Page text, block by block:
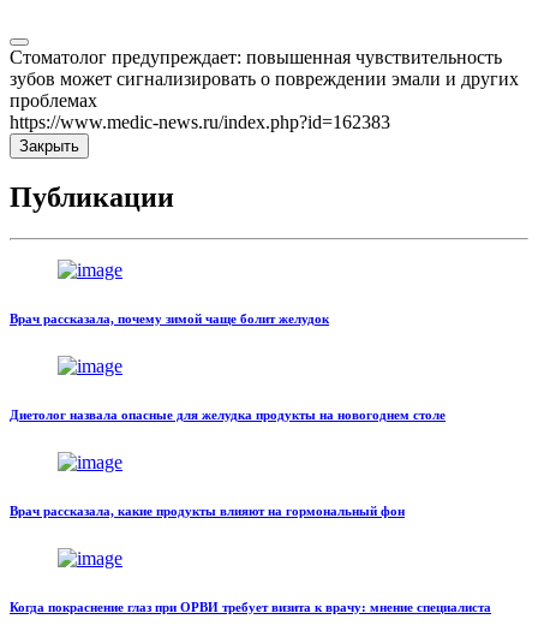
Стоматолог предупреждает: повышенная чувствительность
зубов может сигнализировать о повреждении эмали и других
проблемах
https://www.medic-news.ru/index.php?id=162383
Закрыть
Публикации
Врач рассказала, почему зимой чаще болит желудок
Диетолог назвала опасные для желудка продукты на новогоднем столе
Врач рассказала, какие продукты влияют на гормональный фон
Когда покраснение глаз при ОРВИ требует визита к врачу: мнение специалиста